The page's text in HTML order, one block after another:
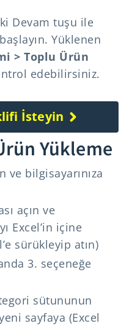
Devam tuşu ile
Yüklenen
> Toplu Ürün
edebilirsiniz.
İsteyin
Yükleme
ve bilgisayarınıza
açın ve
Excel’in içine
sürükleyip atın)
3. seçeneğe
sütununun
sayfaya (Excel